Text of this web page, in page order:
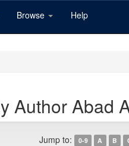
Browse Help
Author Abad
Jump to: 0-9 A B